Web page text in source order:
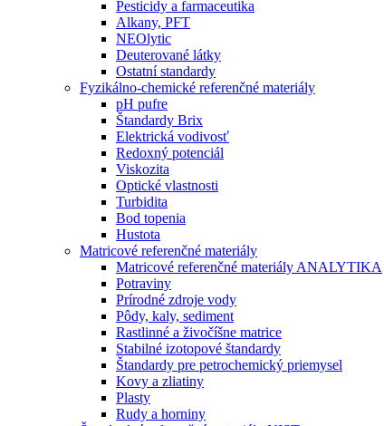
Pesticidy a farmaceutika
Alkany, PFT
NEOlytic
Deuterované látky
Ostatní standardy
Fyzikálno-chemické referenčné materiály
pH pufre
Štandardy Brix
Elektrická vodivosť
Redoxný potenciál
Viskozita
Optické vlastnosti
Turbidita
Bod topenia
Hustota
Matricové referenčné materiály
Matricové referenčné materiály ANALYTIKA
Potraviny
Prírodné zdroje vody
Pôdy, kaly, sediment
Rastlinné a živočíšne matrice
Stabilné izotopové štandardy
Štandardy pre petrochemický priemysel
Kovy a zliatiny
Plasty
Rudy a horniny